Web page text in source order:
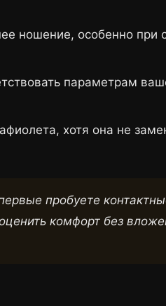
ношение, особенно при
параметрам
хотя она не
пробуете
комфорт без